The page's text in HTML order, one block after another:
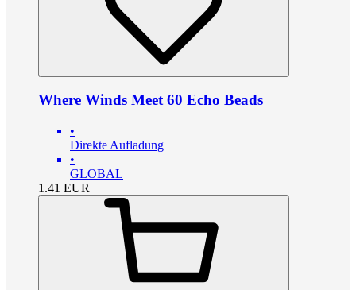
Where Winds Meet 60 Echo Beads
•
Direkte Aufladung
•
GLOBAL
1.41 EUR